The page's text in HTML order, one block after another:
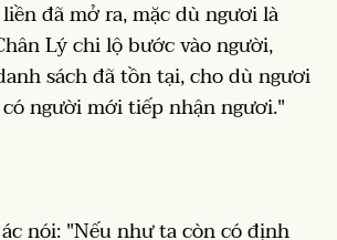
đã mở ra, mặc dù ngươi là
Lý chi lộ bước vào người,
sách đã tồn tại, cho dù ngươi
người mới tiếp nhận ngươi."
nói: "Nếu như ta còn có định